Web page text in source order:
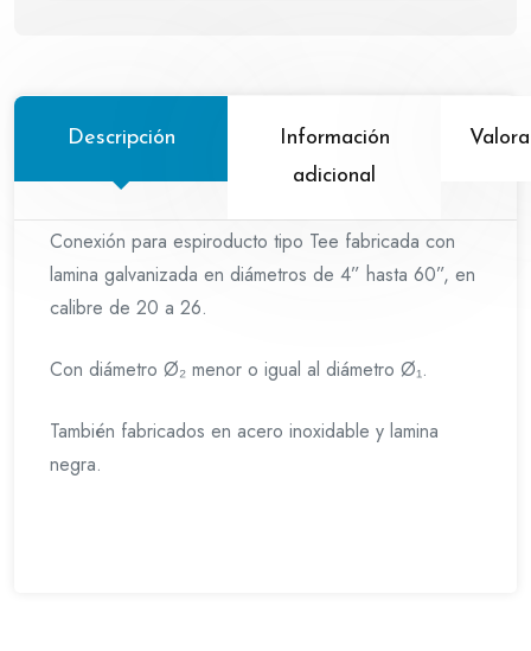
Descripción
Información
adicional
Conexión para espiroducto tipo Tee fabricada con
lamina galvanizada en diámetros de 4” hasta 60”, en
calibre de 20 a 26.
Con diámetro Ø₂ menor o igual al diámetro Ø₁.
También fabricados en acero inoxidable y lamina
negra.